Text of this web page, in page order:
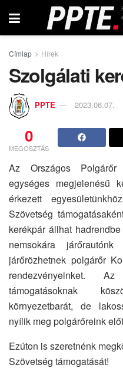
Címlap Hírek
Szolgálati
PPTE 2023.06.07.
0
MEGOSZTÁS
Az Országos Polgárőr
egységes megjelenésű
érkezett
Szövetség
kerékpár állhat
nemsokára
járőrözhetnek polgárőr
rendezvényeinket.
támogatásoknak
környezetbarát, de
nyílik meg polgárőreink
Ezúton is szeretnénk
Szövetség támogatását!